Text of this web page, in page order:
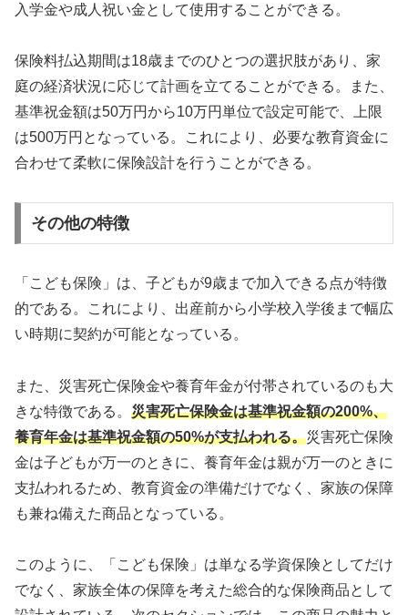
入学金や成人祝い金として使用することができる。
保険料払込期間は18歳までのひとつの選択肢があり、家
庭の経済状況に応じて計画を立てることができる。また、
基準祝金額は50万円から10万円単位で設定可能で、上限
は500万円となっている。これにより、必要な教育資金に
合わせて柔軟に保険設計を行うことができる。
その他の特徴
「こども保険」は、子どもが9歳まで加入できる点が特徴
的である。これにより、出産前から小学校入学後まで幅広
い時期に契約が可能となっている。
また、災害死亡保険金や養育年金が付帯されているのも大
きな特徴である。 災害死亡保険金は基準祝金額の200%、
養育年金は基準祝金額の50%が支払われる。災害死亡保険
金は子どもが万一のときに、養育年金は親が万一のときに
支払われるため、教育資金の準備だけでなく、家族の保障
も兼ね備えた商品となっている。
このように、「こども保険」は単なる学資保険としてだけ
でなく、家族全体の保障を考えた総合的な保険商品として